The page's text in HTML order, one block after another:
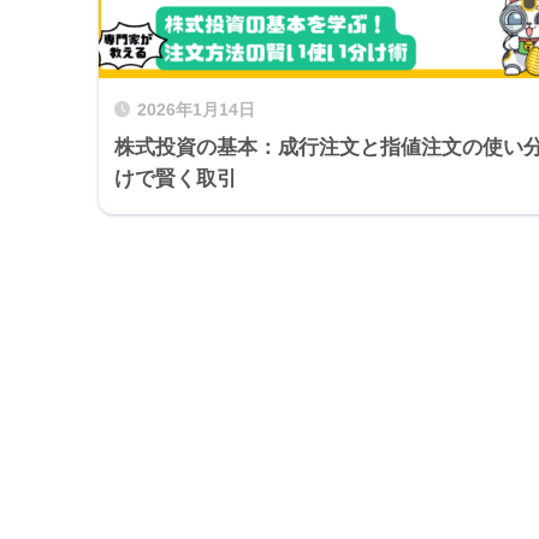
2026年1月14日
株式投資の基本：成行注文と指値注文の使い
けで賢く取引